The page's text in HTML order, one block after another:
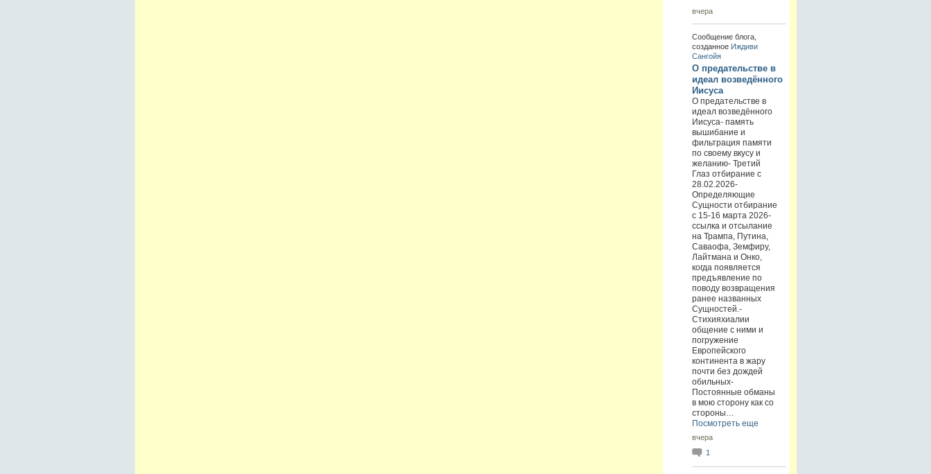
вчера
Сообщение блога,
созданное Иждиви
Сангойя
О предательстве в
идеал возведённого
Иисуса
О предательстве в
идеал возведённого
Иисуса- память
вышибание и
фильтрация памяти
по своему вкусу и
желанию- Третий
Глаз отбирание с
28.02.2026-
Определяющие
Сущности отбирание
с 15-16 марта 2026-
ссылка и отсылание
на Трампа, Путина,
Саваофа, Земфиру,
Лайтмана и Онко,
когда появляется
предъявление по
поводу возвращения
ранее названных
Сущностей.-
Стихияхиалии
общение с ними и
погружение
Европейского
континента в жару
почти без дождей
обильных-
Постоянные обманы
в мою сторону как со
стороны…
Посмотреть еще
вчера
1